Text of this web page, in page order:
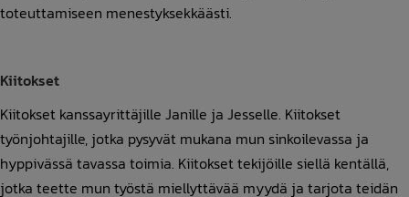
toteuttamiseen menestyksekkäästi.
Kiitokset
Kiitokset kanssayrittäjille Janille ja Jesselle. Kiitokset
työnjohtajille, jotka pysyvät mukana mun sinkoilevassa ja
hyppivässä tavassa toimia. Kiitokset tekijöille siellä kentällä,
jotka teette mun työstä miellyttävää myydä ja tarjota teidän